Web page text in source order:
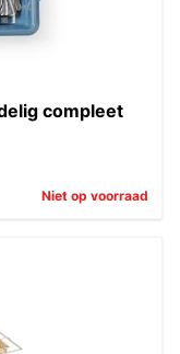
compleet
Niet op voorraad